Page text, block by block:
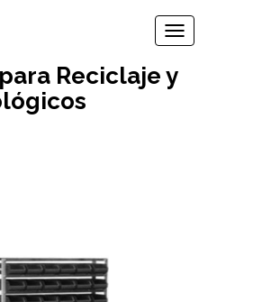
TOGGLE
Reciclaje y